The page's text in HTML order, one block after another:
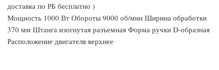
доставка по РБ бесплатно )
Мощность 1000 Вт Обороты 9000 об/мин Ширина обработки
370 мм Штанга изогнутая разъемная Форма ручки D-образная
Расположение двигателя верхнее